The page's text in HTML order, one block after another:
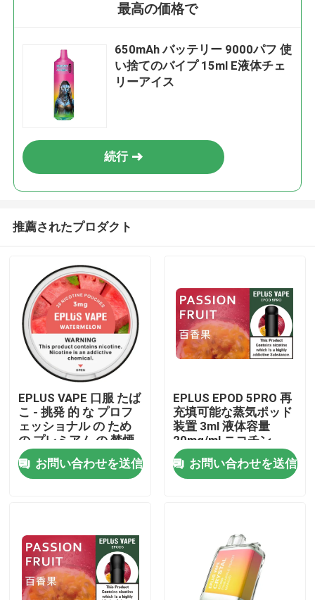
製品
ビデオ
最高の価格で
650mAh バッテリー 9000パフ 使
い捨てのバイプ 15ml E液体チェ
リーアイス
続行
推薦されたプロダクト
EPLUS VAPE 口服 たば
こ - 挑発 的 な プロフ
ェッショナル の ため
の プレミアム の 禁煙
ソリューション
お問い合わせを送信
EPLUS EPOD 5PRO 再
充填可能な蒸気ポッド
装置 3ml 液体容量
20mg/ml ニコチン
お問い合わせを送信